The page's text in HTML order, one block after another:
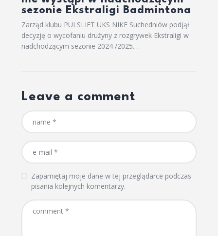
sezonie Ekstraligi Badmintona
Zarząd klubu PULSLIFT UKS NIKE Suchedniów podjął
decyzję o wycofaniu drużyny z rozgrywek Ekstraligi w
nadchodzącym sezonie 2024 /2025.…
Leave a comment
Zapamiętaj moje dane w tej przeglądarce podczas
pisania kolejnych komentarzy.